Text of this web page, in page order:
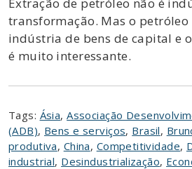
transformação. Mas o petróleo
indústria de bens de capital e
é muito interessante.
Tags: Ásia,Associação
(ADB), Bens e serviços, Brasil,
produtiva, China, Competitividade,
industrial, Desindustrialização,